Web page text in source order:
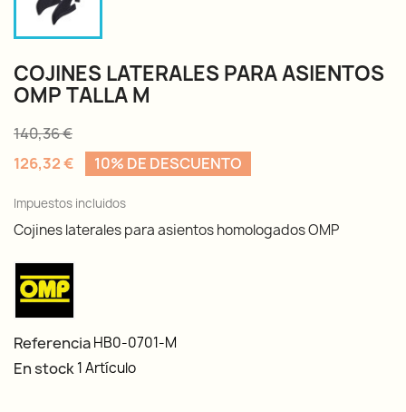
COJINES LATERALES PARA ASIENTOS
OMP TALLA M
140,36 €
126,32 €
10% DE DESCUENTO
Impuestos incluidos
Cojines laterales para asientos homologados OMP
ReferenciaHB0-0701-M
En stock1 Artículo